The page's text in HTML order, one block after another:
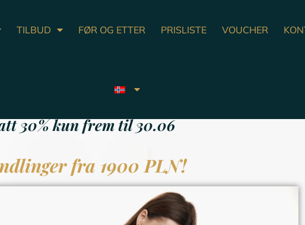
TILBUD FØR OG ETTER PRISLISTE VOUCHER
og arr på kroppen
30% kun frem til 30.06
fra 1900 PLN!